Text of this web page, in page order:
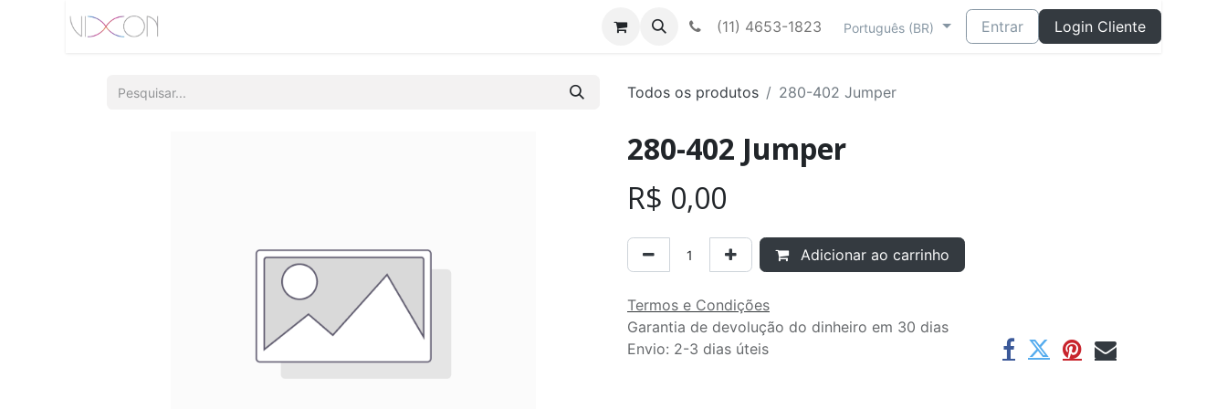
(11) 4653-1823 Português (BR) Entrar Login Cliente
Todos os produtos 280-402 Jumper
280-402 Jumper
R$ 0,00
Adicionar ao carrinho
Termos e Condições
Garantia de devolução do dinheiro em 30 dias
Envio: 2-3 dias úteis